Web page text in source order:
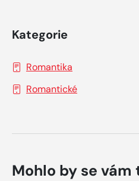
Kategorie
Romantika
Romantické
Mohlo by se